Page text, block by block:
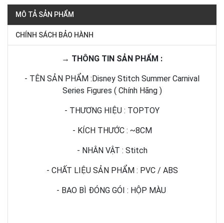
MÔ TẢ SẢN PHẨM
CHÍNH SÁCH BẢO HÀNH
→ THÔNG TIN SẢN PHẨM :
- TÊN SẢN PHẨM :Disney Stitch Summer Carnival
Series Figures ( Chính Hãng )
- THƯƠNG HIỆU : TOPTOY
- KÍCH THƯỚC : ~8CM
- NHÂN VẬT : Stitch
- CHẤT LIỆU SẢN PHẨM : PVC / ABS
- BAO BÌ ĐÓNG GÓI : HỘP MÀU